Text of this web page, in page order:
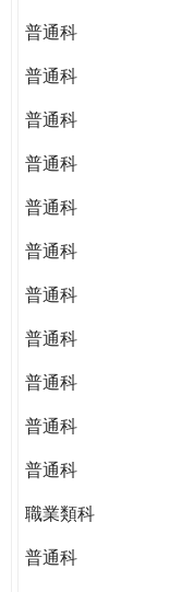
普通科
普通科
普通科
普通科
普通科
普通科
普通科
普通科
普通科
普通科
普通科
職業類科
普通科